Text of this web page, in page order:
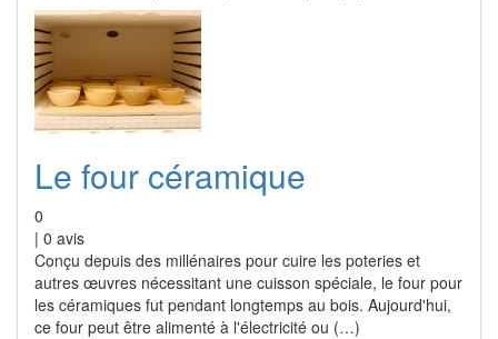
Le four céramique
0
| 0 avis
Conçu depuis des millénaires pour cuire les poteries et
autres œuvres nécessitant une cuisson spéciale, le four pour
les céramiques fut pendant longtemps au bois. Aujourd'hui,
ce four peut être alimenté à l'électricité ou (…)